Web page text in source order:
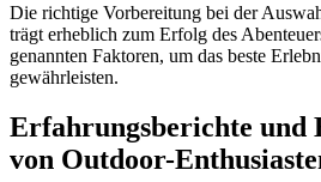
Die richtige Vorbereitung bei der
trägt erheblich zum Erfolg des
genannten Faktoren, um das beste
gewährleisten.
Erfahrungsberichte und
von Outdoor-